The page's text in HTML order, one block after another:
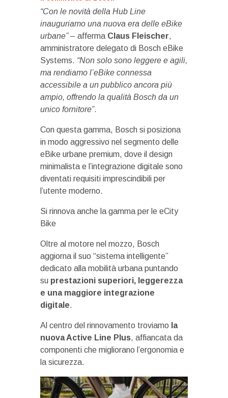
“Con le novità della Hub Line
inauguriamo una nuova era delle eBike
urbane”– afferma Claus Fleischer,
amministratore delegato di Bosch eBike
Systems. “Non solo sono leggere e agili,
ma rendiamo l’eBike connessa
accessibile a un pubblico ancora più
ampio, offrendo la qualità Bosch da un
unico fornitore”.
Con questa gamma, Bosch si posiziona
in modo aggressivo nel segmento delle
eBike urbane premium, dove il design
minimalista e l’integrazione digitale sono
diventati requisiti imprescindibili per
l’utente moderno.
Si rinnova anche la gamma per le eCity
Bike
Oltre al motore nel mozzo, Bosch
aggiorna il suo “sistema intelligente”
dedicato alla mobilità urbana puntando
su prestazioni superiori, leggerezza
e una maggiore integrazione
digitale.
Al centro del rinnovamento troviamo la
nuova Active Line Plus, affiancata da
componenti che migliorano l’ergonomia e
la sicurezza.